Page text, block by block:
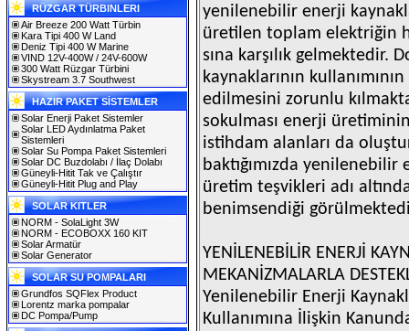
RÜZGAR TÜRBINLERI
Air Breeze 200 Watt Türbin
Kara Tipi 400 W Land
Deniz Tipi 400 W Marine
VIND 12V-400W / 24V-600W
300 Watt Rüzgar Türbini
Skystream 3.7 Southwest
HAZIR PAKET SİSTEMLER
Solar Enerji Paket Sistemler
Solar LED Aydınlatma Paket
Sistemleri
Solar Su Pompa Paket Sistemleri
Solar DC Buzdolabı / İlaç Dolabı
Güneyli-Hitit Tak ve Çalıştır
Güneyli-Hitit Plug and Play
SOLAR KITLER
NORM - SolaLight 3W
NORM - ECOBOXX 160 KIT
Solar Armatür
Solar Generator
SOLAR SU POMPALARI
Grundfos SQFlex Product
Lorentz marka pompalar
DC Pompa/Pump
yenilenebilir enerji
üretilen toplam elektriğin
sına karşılık gelmektedir.
kaynaklarının
edilmesini zorunlu
sokulması enerji
istihdam alanları da
baktığımızda
üretim teşvikleri adı
benimsendiği
YENİLENEBİLİR ENERJİ
MEKANİZMALARLA
Yenilenebilir Enerji
Kullanımına İlişkin